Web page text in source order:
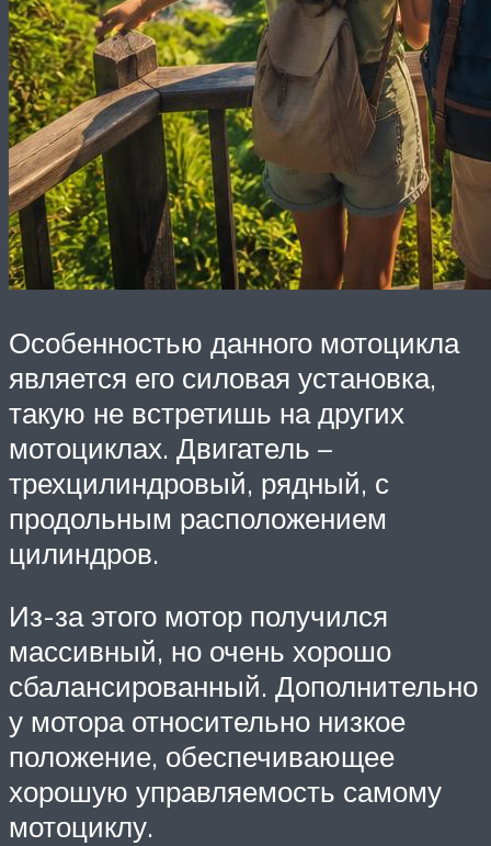
Особенностью данного мотоцикла
является его силовая установка,
такую не встретишь на других
мотоциклах. Двигатель –
трехцилиндровый, рядный, с
продольным расположением
цилиндров.
Из-за этого мотор получился
массивный, но очень хорошо
сбалансированный. Дополнительно
у мотора относительно низкое
положение, обеспечивающее
хорошую управляемость самому
мотоциклу.